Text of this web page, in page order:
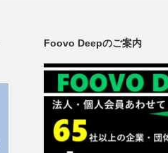
Foovo Deepのご案内